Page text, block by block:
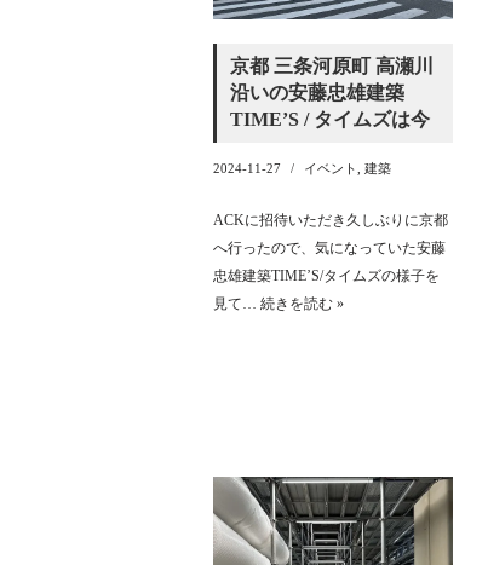
京都 三条河原町 高瀬川
沿いの安藤忠雄建築
TIME’S / タイムズは今
2024-11-27 イベント 建築
ACKに招待いただき久しぶりに京都
へ行ったので、気になっていた安藤
忠雄建築TIME’S/タイムズの様子を
見て… 続きを読む »